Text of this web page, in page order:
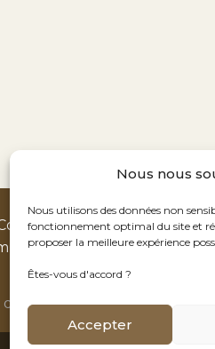
Nous nous
Nous utilisons des données non
fonctionnement optimal du site et
proposer la meilleure expérience
Êtes-vous d'accord ?
Accepter
du Sud, France
données